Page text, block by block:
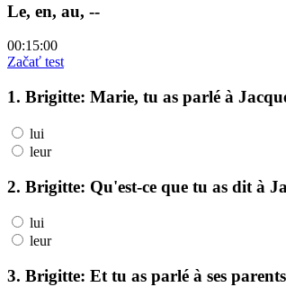
Le, en, au, --
00:15:00
Začať test
1. Brigitte: Marie, tu as parlé à
lui
leur
2. Brigitte: Qu'est-ce que tu as dit à
lui
leur
3. Brigitte: Et tu as parlé à ses